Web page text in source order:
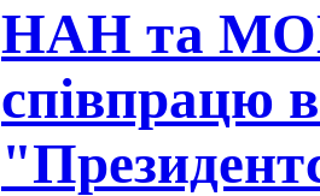
НАН та
співпрацю в